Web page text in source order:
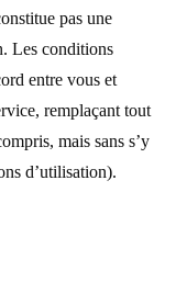
pas une
Les conditions
entre vous et
remplaçant tout
mais sans s’y
d’utilisation).